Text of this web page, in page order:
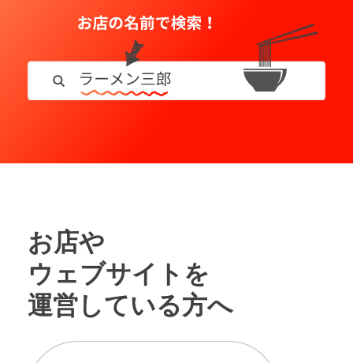
お店や
ウェブサイトを
運営している方へ